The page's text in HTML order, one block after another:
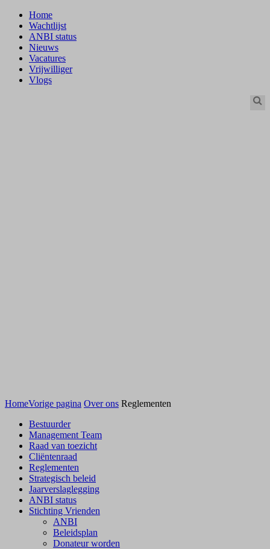
Home
Wachtlijst
ANBI status
Nieuws
Vacatures
Vrijwilliger
Vlogs
HomeVorige pagina Over ons Reglementen
Bestuurder
Management Team
Raad van toezicht
Cliëntenraad
Reglementen
Strategisch beleid
Jaarverslaglegging
ANBI status
Stichting Vrienden
ANBI
Beleidsplan
Donateur worden